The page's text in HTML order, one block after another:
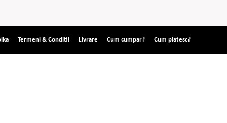
Termeni & Conditii Livrare Cum cumpar? Cum platesc?